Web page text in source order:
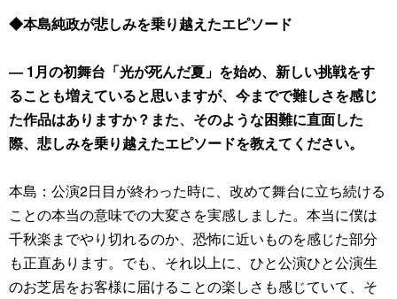
◆本島純政が悲しみを乗り越えたエピソード
― 1月の初舞台「光が死んだ夏」を始め、新しい挑戦をす
ることも増えていると思いますが、今までで難しさを感じ
た作品はありますか？また、そのような困難に直面した
際、悲しみを乗り越えたエピソードを教えてください。
本島：公演2日目が終わった時に、改めて舞台に立ち続ける
ことの本当の意味での大変さを実感しました。本当に僕は
千秋楽までやり切れるのか、恐怖に近いものを感じた部分
も正直あります。でも、それ以上に、ひと公演ひと公演生
のお芝居をお客様に届けることの楽しさも感じていて、そ